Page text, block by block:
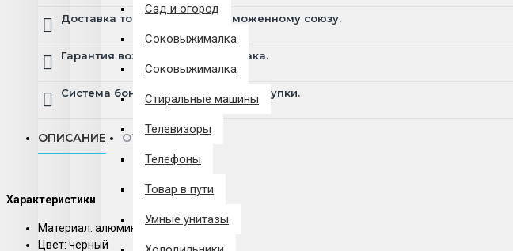
Сад и огород
Соковыжималка
Соковыжималка
Стиральные машины
Телевизоры
Телефоны
Товар в пути
Умные унитазы
Доставка товара по всему Таможенному союзу.
Гарантия возврата и обмена брака.
Система бонусов и подарков за покупки.
ОПИСАНИЕ ОТЗЫВЫ
Характеристики
Материал: алюминий/пластик
Цвет: черный